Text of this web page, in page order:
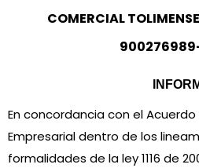
COMERCIAL
En concordancia con elAcuerdo
Empresarial dentro de los
formalidades de la ley 1116 de